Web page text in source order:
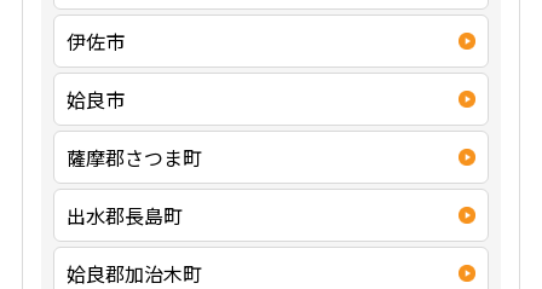
伊佐市
姶良市
薩摩郡さつま町
出水郡長島町
姶良郡加治木町